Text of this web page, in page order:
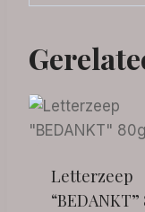
Letterzeep